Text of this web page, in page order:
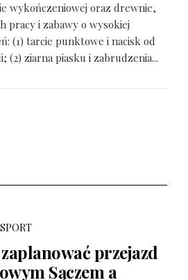
wykończeniowej oraz drewnie,
pracy i zabawy o wysokiej
(1) tarcie punktowe i nacisk od
(2) ziarna piasku i zabrudzenia...
przejazd
Sączem a